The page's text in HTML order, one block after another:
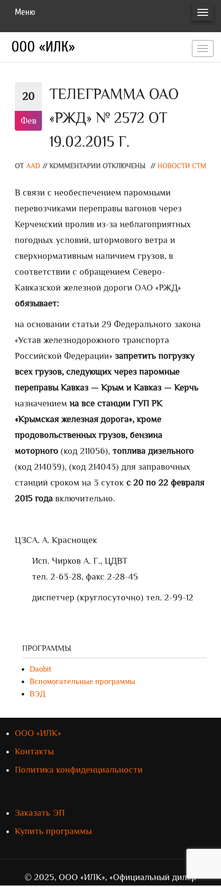
Меню
ООО «ИЛК»
20
Фев
ТЕЛЕГРАММА ОАО
«РЖД» № 2572 ОТ
19.02.2015 Г.
ОТ AAD // КОММЕНТАРИИ ОТКЛЮЧЕНЫ // НОВОСТИ СТМ
В связи с необеспечением паромными
перевозчиками переправы вагонов через
Керченский пролив из-за неблагоприятных
погодных условий, штормового ветра и
сверхнормативным наличием грузов, в
соответствии с обращением Северо-
Кавказской железной дороги ОАО «РЖД»
обязывает:
на основании статьи 29 Федерального закона
«Устав железнодорожного транспорта
Российской Федерации» запретить погрузку
всех грузов, следующих через паромные
переправы Кавказ — Крым и Кавказ — Керчь
назначением на все станции ГУП РК
«Крымская железная дорога», кроме
продовольственных грузов, бензина
моторного (код 211056), топлива дизельного
(код 214039), (код 214043) для заправочных
станций сроком на 3 суток с 20 по 22 февраля
2015 года включительно.
ЦЗСА. А. Краснощек
Исп. Чирков А. Г., ЦДВТ
тел. 2-63-28, факс 2-28-45
диспетчер (круглосуточно) тел. 2-99-12
ПРОГРАММЫ
Daobit
Вспомогательные программы
ВЭД
ООО «ИЛК»
Контакты
Политика конфиденциальности
Заказать ЭП
Купить программы
© 2025, ООО «ИЛК», «Официальный дилер